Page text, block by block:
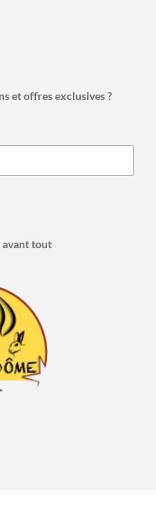
et offres exclusives ?
avant tout